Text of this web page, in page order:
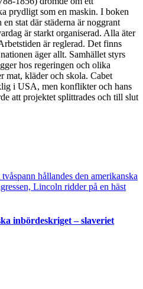
prydligt som en maskin. I boken
stat där städerna är noggrant
är starkt organiserad. Alla äter
är reglerad. Det finns
äger allt. Samhället styrs
hos regeringen och olika
mat, kläder och skola. Cabet
i USA, men konflikter och hans
att projektet splittrades och till slut
inbördeskriget – slaveriet